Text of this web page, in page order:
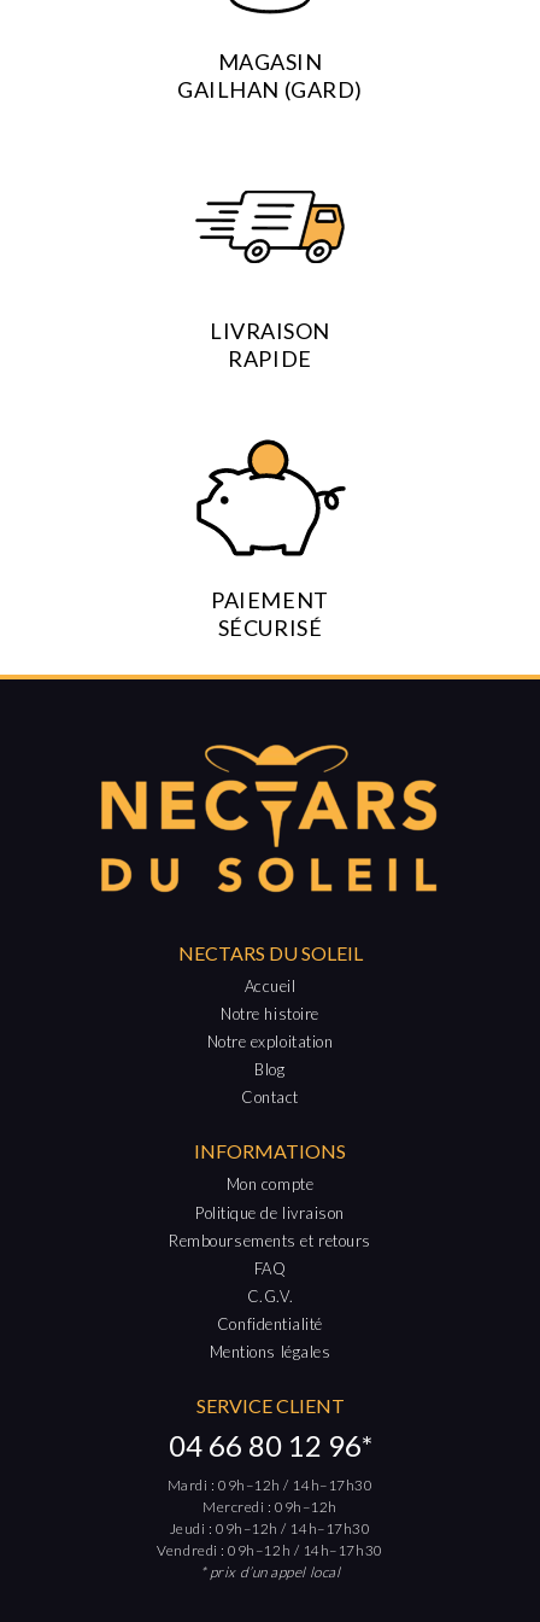
MAGASIN
GAILHAN (GARD)
LIVRAISON
RAPIDE
PAIEMENT
SÉCURISÉ
NECTARS DU SOLEIL
Accueil
Notre histoire
Notre exploitation
Blog
Contact
INFORMATIONS
Mon compte
Politique de livraison
Remboursements et retours
FAQ
C.G.V.
Confidentialité
Mentions légales
SERVICE CLIENT
04 66 80 12 96*
Mardi : 09h–12h / 14h–17h30
Mercredi : 09h–12h
Jeudi : 09h–12h / 14h–17h30
Vendredi : 09h–12h / 14h–17h30
* prix d’un appel local